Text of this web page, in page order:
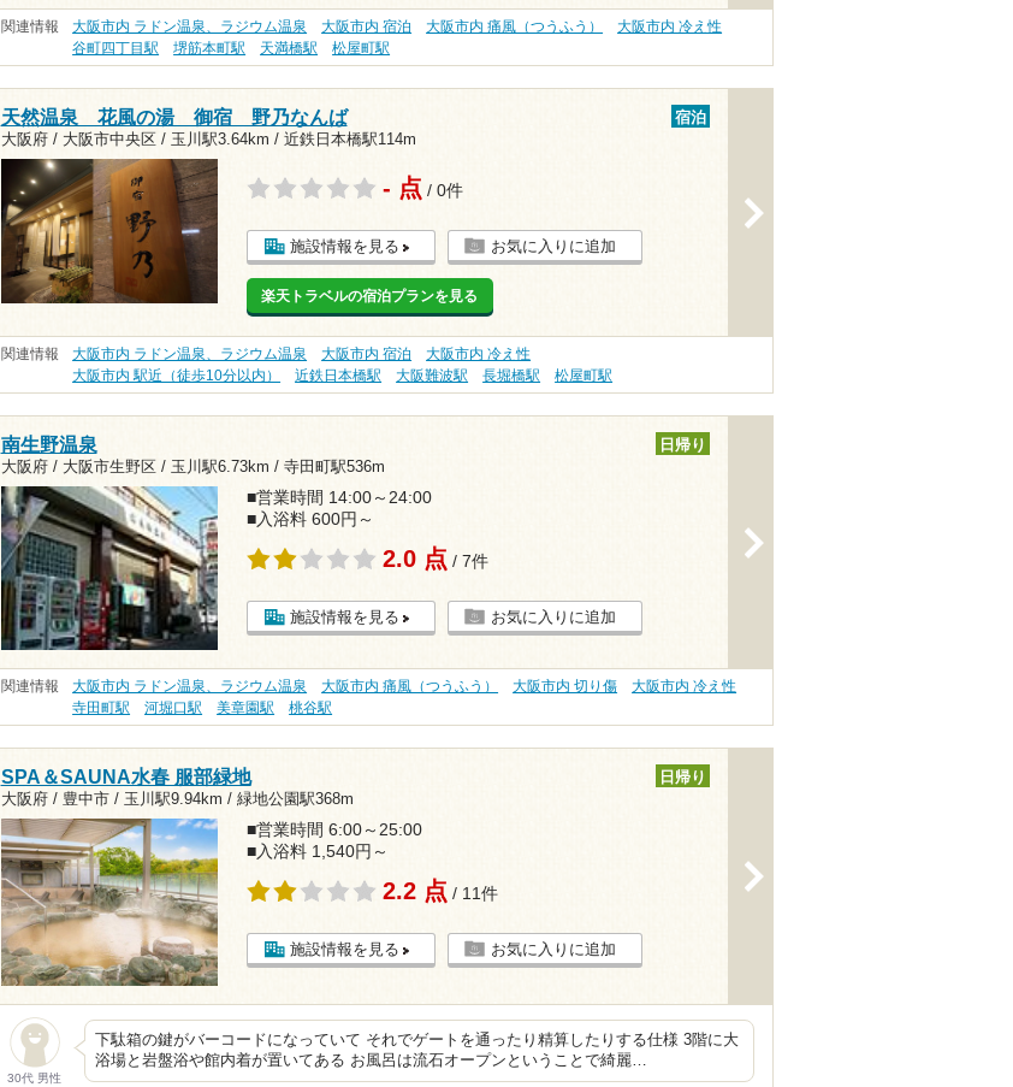
関連情報 大阪市内 ラドン温泉、ラジウム温泉 大阪市内 宿泊 大阪市内 痛風（つうふう）
大阪市内 冷え性
谷町四丁目駅
堺筋本町駅 天満橋駅 松屋町駅
天然温泉 花風の湯 御宿 野乃なんば
大阪府 / 大阪市中央区 / 玉川駅3.64km / 近鉄日本橋駅114m
宿泊
- 点 / 0件
施設情報を見る お気に入りに追加
楽天トラベルの宿泊プランを見る
関連情報 大阪市内 ラドン温泉、ラジウム温泉 大阪市内 宿泊
大阪市内 冷え性
大阪市内 駅近（徒歩10分以内）
近鉄日本橋駅 大阪難波駅 長堀橋駅 松屋町駅
南生野温泉
大阪府 / 大阪市生野区 / 玉川駅6.73km / 寺田町駅536m
日帰り
■営業時間 14:00～24:00
■入浴料 600円～
2.0 点 / 7件
施設情報を見る お気に入りに追加
関連情報 大阪市内 ラドン温泉、ラジウム温泉 大阪市内 痛風（つうふう） 大阪市内 切り傷
大阪市内 冷え性
寺田町駅
河堀口駅 美章園駅 桃谷駅
SPA＆SAUNA水春 服部緑地
大阪府 / 豊中市 / 玉川駅9.94km / 緑地公園駅368m
日帰り
■営業時間 6:00～25:00
■入浴料 1,540円～
2.2 点 / 11件
施設情報を見る お気に入りに追加
30代 男性
下駄箱の鍵がバーコードになっていて それでゲートを通ったり精算したりする仕様 3階に大
浴場と岩盤浴や館内着が置いてある お風呂は流石オープンということで綺麗…